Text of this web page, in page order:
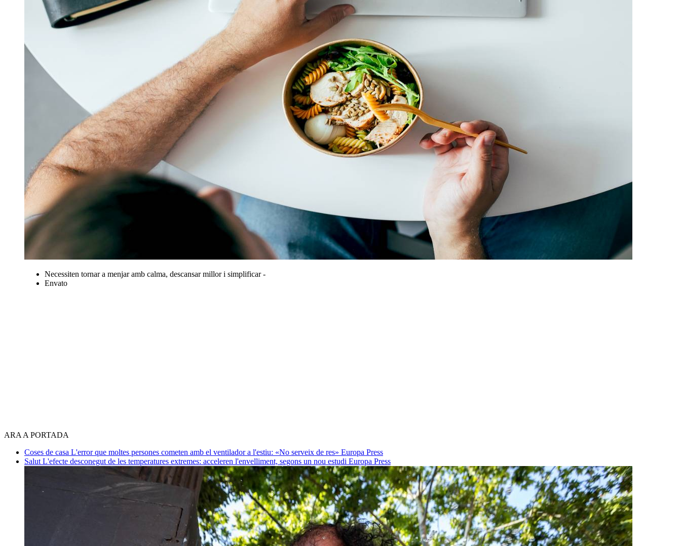
Necessiten tornar a menjar amb calma, descansar millor i simplificar -
Envato
ARA A PORTADA
Coses de casa L'error que moltes persones cometen amb el ventilador a l'estiu: «No serveix de res» Europa Press
Salut L'efecte desconegut de les temperatures extremes: acceleren l'envelliment, segons un nou estudi Europa Press